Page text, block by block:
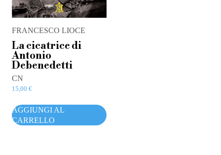
FRANCESCO LIOCE
La cicatrice di
Antonio
Debenedetti
CN
15,00 €
AGGIUNGI AL
CARRELLO